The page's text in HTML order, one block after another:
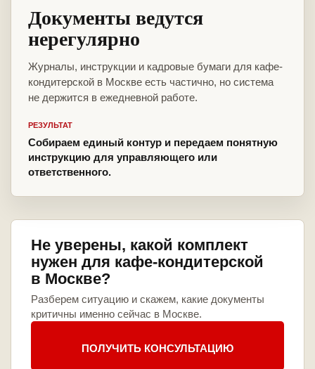
Документы ведутся
нерегулярно
Журналы, инструкции и кадровые бумаги для кафе-
кондитерской в Москве есть частично, но система
не держится в ежедневной работе.
РЕЗУЛЬТАТ
Собираем единый контур и передаем понятную
инструкцию для управляющего или
ответственного.
Не уверены, какой комплект
нужен для кафе-кондитерской
в Москве?
Разберем ситуацию и скажем, какие документы
критичны именно сейчас в Москве.
ПОЛУЧИТЬ КОНСУЛЬТАЦИЮ